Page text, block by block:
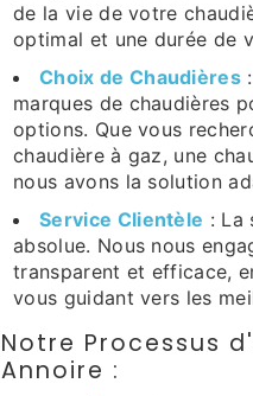
de la vie de votre
optimal et une durée de
Choix de Chaudières
marques de chaudières
options. Que vous
chaudière à gaz, une
nous avons la solution
Service Clientèle : La
absolue. Nous nous
transparent et efficace,
vous guidant vers les
Notre Processus
Annoire :